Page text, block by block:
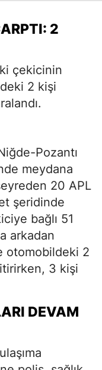
2
çekicinin
2 kişi
Pozantı
meydana
20 APL
şeridinde
bağlı 51
arkadan
otomobildeki 2
3 kişi
DEVAM